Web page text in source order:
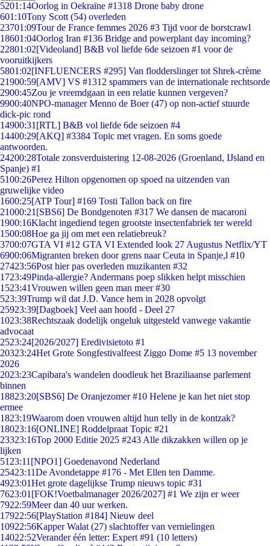
5201:14Oorlog in Oekraïne #1318 Drone baby drone
601:10Tony Scott (54) overleden
23701:09Tour de France femmes 2026 #3 Tijd voor de borstcrawl
18601:04Oorlog Iran #136 Bridge and powerplant day incoming?
22801:02[Videoland] B&B vol liefde 6de seizoen #1 voor de
vooruitkijkers
5801:02[INFLUENCERS #295] Van flodderslinger tot Shrek-crème
21900:59[AMV] VS #1312 spammers van de internationale rechtsorde
2900:45Zou je vreemdgaan in een relatie kunnen vergeven?
9900:40NPO-manager Menno de Boer (47) op non-actief stuurde
dick-pic rond
14900:31 [RTL] B&B vol liefde 6de seizoen #4
14400:29[AKQ] #3384 Topic met vragen. En soms goede
antwoorden.
24200:28Totale zonsverduistering 12-08-2026 (Groenland, IJsland en
Spanje) #1
5100:26Perez Hilton opgenomen op spoed na uitzenden van
gruwelijke video
1600:25[ATP Tour] #169 Tosti Tallon back on fire
21000:21 [SBS6] De Bondgenoten #317 We dansen de macaroni
1900:16Klacht ingediend tegen grootste insectenfabriek ter wereld
1500:08Hoe ga jij om met een relatiebreuk?
3700:07GTA VI #12 GTA VI Extended look 27 Augustus Netflix/YT
6900:06Migranten breken door grens naar Ceuta in Spanje,l #10
27423:56Post hier pas overleden muzikanten #32
1723:49Pinda-allergie? Andermans poep slikken helpt misschien
1523:41Vrouwen willen geen man meer #30
523:39Trump wil dat J.D. Vance hem in 2028 opvolgt
25923:39[Dagboek] Veel aan hoofd - Deel 27
1023:38Rechtszaak dodelijk ongeluk uitgesteld vanwege vakantie
advocaat
2523:24[2026/2027] Eredivisietoto #1
20323:24Het Grote Songfestivalfeest Ziggo Dome #5 13 november
2026
2023:23Capibara's wandelen doodleuk het Braziliaanse parlement
binnen
18823:20[SBS6] De Oranjezomer #10 Helene je kan het niet stop
ermee
1823:19Waarom doen vrouwen altijd hun telly in de kontzak?
18023:16[ONLINE] Roddelpraat Topic #21
23323:16Top 2000 Editie 2025 #243 Alle dikzakken willen op je
lijken
51 23:11 [NPO1] Goedenavond Nederland
25423:11De Avondetappe #176 - Met Ellen ten Damme.
4923:01Het grote dagelijkse Trump nieuws topic #31
7623:01 [FOK!Voetbalmanager 2026/2027] #1 We zijn er weer
7922:59Meer dan 40 uur werken.
17922:56[PlayStation #184] Nieuw deel
10922:56Kapper Walat (27) slachtoffer van vernielingen
14022:52Verander één letter: Expert #91 (10 letters)